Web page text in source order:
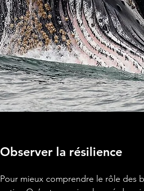
Observer la résilience
Pour mieux comprendre le rôle des